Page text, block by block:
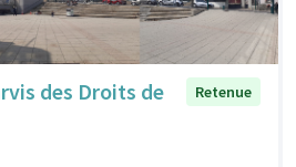
des Droits de
Retenue